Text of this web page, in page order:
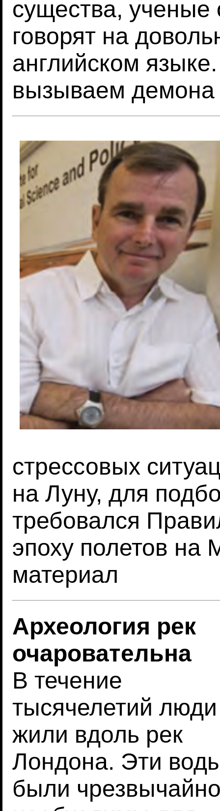
существа, ученые
говорят на
английском
вызываем демона
стрессовых
на Луну, для
требовался
эпоху полетов на
материал
Археология рек
очаровательна
В течение
тысячелетий люди
жили вдоль рек
Лондона. Эти
были